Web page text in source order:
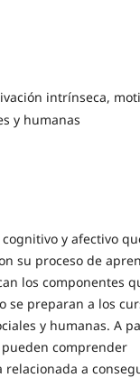
intrínseca,
y humanas
y afectivo
su proceso de
los componentes
se preparan a los
y humanas. A
comprender
relacionada a